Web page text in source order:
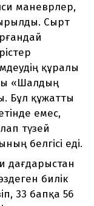
маневрлер,
Сырт
құралы
«Шалдың
Бұл құжатты
емес,
түзей
белгісі еді.
дағдарыстан
билік
33 бапқа 56